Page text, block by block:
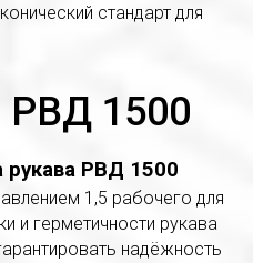
стандарт для
РВД 1500
рукава РВД 1500
1,5 рабочего для
и герметичности рукава
надёжность